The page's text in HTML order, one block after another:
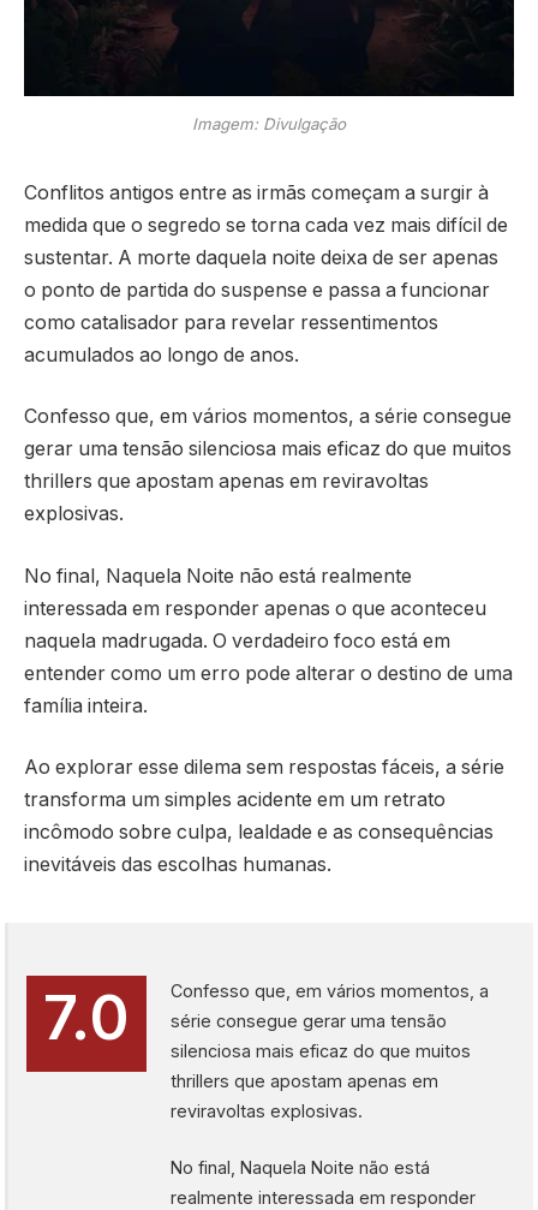
Imagem: Divulgação
Conflitos antigos entre as irmãs começam a surgir à
medida que o segredo se torna cada vez mais difícil de
sustentar. A morte daquela noite deixa de ser apenas
o ponto de partida do suspense e passa a funcionar
como catalisador para revelar ressentimentos
acumulados ao longo de anos.
Confesso que, em vários momentos, a série consegue
gerar uma tensão silenciosa mais eficaz do que muitos
thrillers que apostam apenas em reviravoltas
explosivas.
No final, Naquela Noite não está realmente
interessada em responder apenas o que aconteceu
naquela madrugada. O verdadeiro foco está em
entender como um erro pode alterar o destino de uma
família inteira.
Ao explorar esse dilema sem respostas fáceis, a série
transforma um simples acidente em um retrato
incômodo sobre culpa, lealdade e as consequências
inevitáveis das escolhas humanas.
7.0
Confesso que, em vários momentos, a
série consegue gerar uma tensão
silenciosa mais eficaz do que muitos
thrillers que apostam apenas em
reviravoltas explosivas.
No final, Naquela Noite não está
realmente interessada em responder